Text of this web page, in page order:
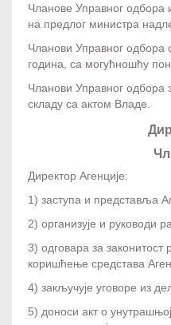
Чланове Управног одбора
на предлог министра
Чланови Управног одбора
година, са могућношћу
Чланови Управног одбора
складу са актом Владе.
Директор Агенције:
1) заступа и представља
2) организује и руководи
3) одговара за законитост
коришћење средстава
4) закључује уговоре из
5) доноси акт о